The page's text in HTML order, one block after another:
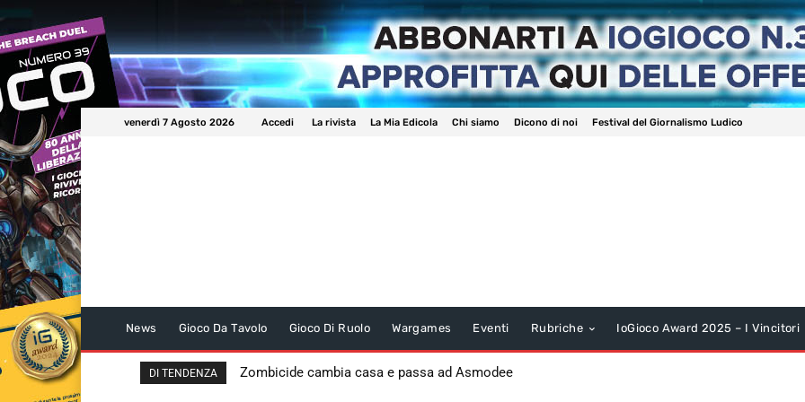
venerdì 7 Agosto 2026 Accedi La rivista La Mia Edicola Chi siamo Dicono di noi Festival del Giornalismo Ludico
News Gioco Da Tavolo Gioco Di Ruolo Wargames Eventi Rubriche IoGioco Award 2025 – I Vincitori
DI TENDENZA Zombicide cambia casa e passa ad Asmodee